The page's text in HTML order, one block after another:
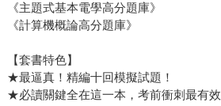
《主題式基本電學高分題庫》
《計算機概論高分題庫》
【套書特色】
★最逼真！精編十回模擬試題！
★必讀關鍵全在這一本，考前衝刺最有效